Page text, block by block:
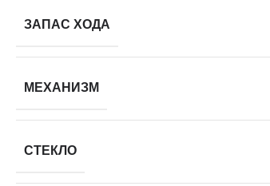
ЗАПАС ХОДА
МЕХАНИЗМ
СТЕКЛО